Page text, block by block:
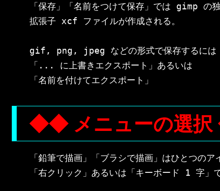
「保存」「名前をつけて保存」では gimp の
拡張子 xcf ファイルが作成される。
gif, png, jpeg などの形式で保存するには
「... に上書きエクスポート」あるいは
◆◆ メニューの選
「鉛筆で描画」「ブラシで描画」はひとつのア